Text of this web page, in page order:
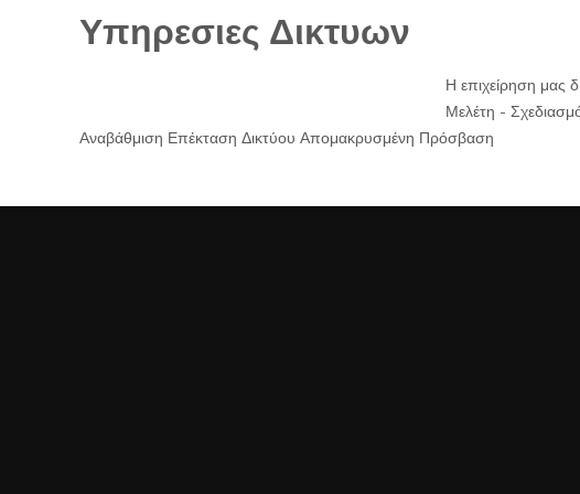
Υπηρεσιες Δικτυων
Η επιχείρηση μας
Μελέτη -
Αναβάθμιση Επέκταση Δικτύου Απομακρυσμένη Πρόσβαση